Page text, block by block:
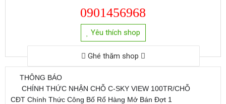
0901456968
Yêu thích shop
Ghé thăm shop
????
THÔNG BÁO
????CHÍNH THỨC NHẬN CHỖ C-SKY VIEW 100TR/CHỖ
CĐT Chính Thức Công Bố Rổ Hàng Mở Bán Đợt 1